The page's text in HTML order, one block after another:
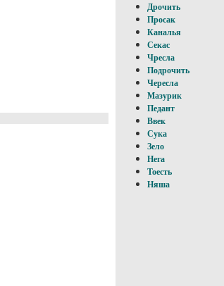
Дрочить
Просак
Каналья
Секас
Чресла
Подрочить
Чересла
Мазурик
Педант
Ввек
Сука
Зело
Нега
Тоесть
Няша